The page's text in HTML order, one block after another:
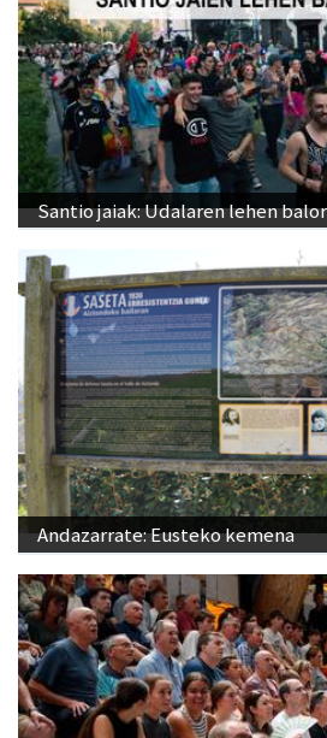
Santio jaiak: Udalaren lehen
Andazarrate: Eusteko kemena